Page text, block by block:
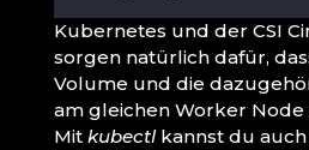
Kubernetes und der CSI
sorgen natürlich dafür,
Volume und die
am gleichen Worker
Mit kubectlkannst du